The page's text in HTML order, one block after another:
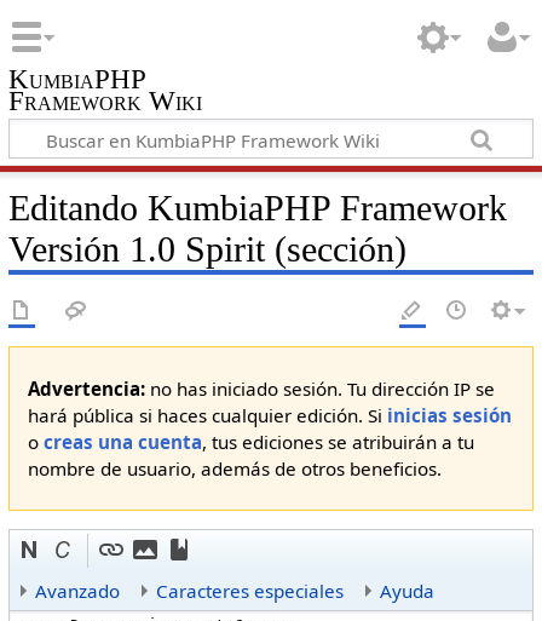
KumbiaPHP
Framework Wiki
Editando KumbiaPHP Framework
Versión 1.0 Spirit (sección)
Advertencia: no has iniciado sesión. Tu dirección IP se
hará pública si haces cualquier edición. Si inicias sesión
ocreas una cuenta, tus ediciones se atribuirán a tu
nombre de usuario, además de otros beneficios.
Avanzado Caracteres especiales Ayuda